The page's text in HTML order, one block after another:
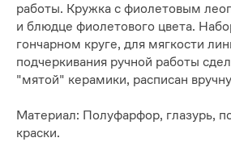
работы. Кружка с фиолетовым
и блюдце фиолетового цвета.
гончарном круге, для мягкости
подчеркивания ручной работы
"мятой" керамики, расписан
Материал: Полуфарфор, глазурь,
краски.